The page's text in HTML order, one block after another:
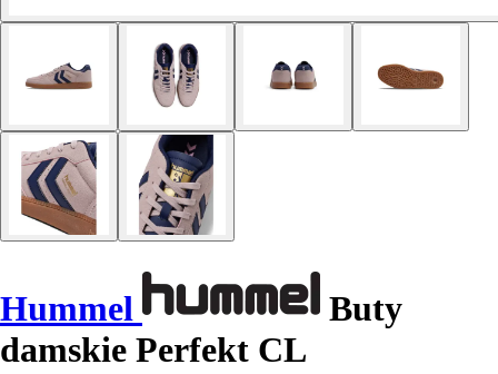
Hummel
Buty
damskie Perfekt CL